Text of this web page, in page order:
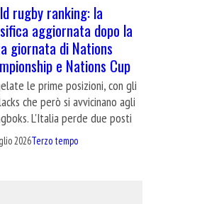
rugby ranking: la
aggiornata dopo la
giornata di Nations
e Nations Cup
le prime posizioni, con gli
che però si avvicinano agli
L'Italia perde due posti
2026Terzo tempo